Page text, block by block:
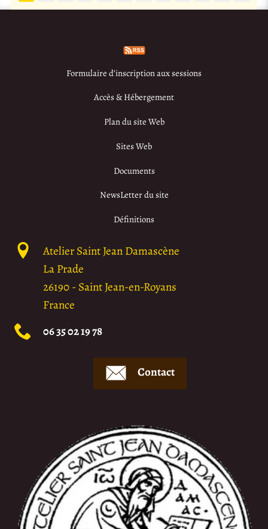
Formulaire d’inscription aux sessions
Accès & Hébergement
Plan du site Web
Sites Web
Documents
NewsLetter du site
Définitions
Atelier Saint Jean Damascène
La Prade
26190- Saint Jean-en-Royans
France
06 35 02 19 78
Contact